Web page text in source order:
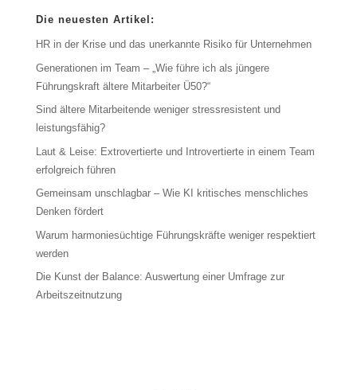
Die neuesten Artikel:
HR in der Krise und das unerkannte Risiko für Unternehmen
Generationen im Team – „Wie führe ich als jüngere
Führungskraft ältere Mitarbeiter Ü50?“
Sind ältere Mitarbeitende weniger stressresistent und
leistungsfähig?
Laut & Leise: Extrovertierte und Introvertierte in einem Team
erfolgreich führen
Gemeinsam unschlagbar – Wie KI kritisches menschliches
Denken fördert
Warum harmoniesüchtige Führungskräfte weniger respektiert
werden
Die Kunst der Balance: Auswertung einer Umfrage zur
Arbeitszeitnutzung